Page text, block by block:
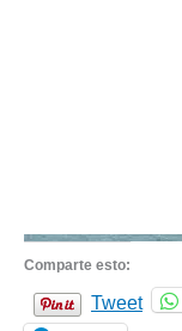
Comparte esto:
Tweet